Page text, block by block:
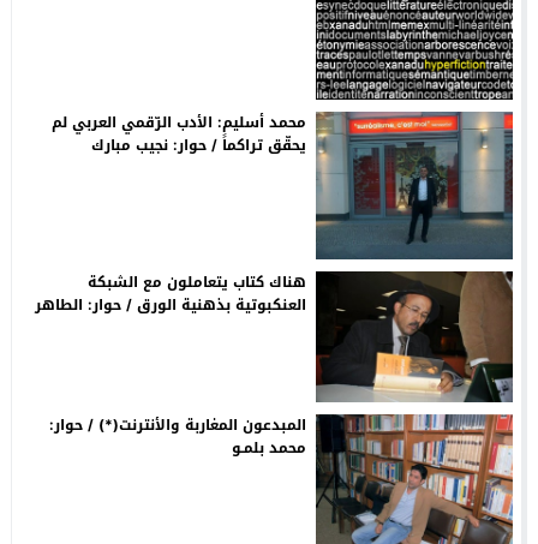
محمد أسليم: الأدب الرّقمي العربي لم
يحقّق تراكماً / حوار: نجيب مبارك
هناك كتاب يتعاملون مع الشبكة
العنكبوتية بذهنية الورق / حوار: الطاهر
المبدعون المغاربة والأنترنت(*) / حوار:
محمد بلمـو